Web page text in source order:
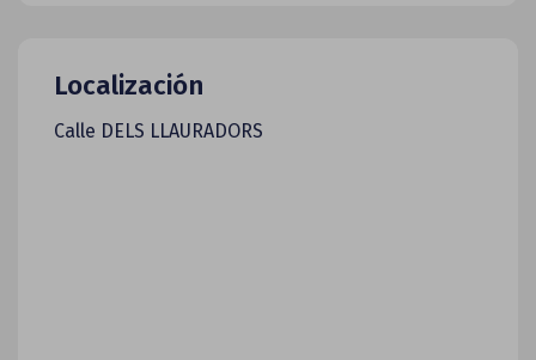
Localización
Calle DELS LLAURADORS